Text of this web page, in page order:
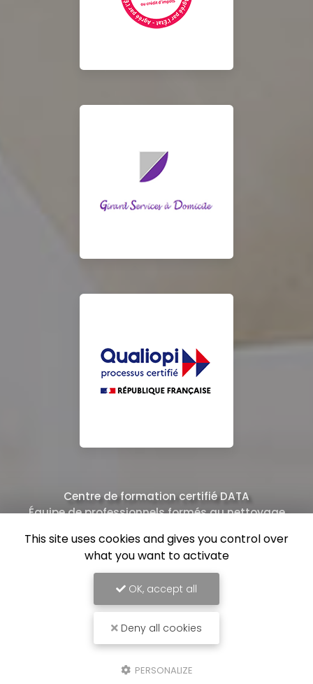
Centre de formation certifié DATA
Équipe de professionnels formés au nettoyage
This site uses cookies and gives you control over
what you want to activate
OK, accept all
Deny all cookies
PERSONALIZE